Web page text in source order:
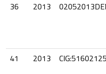
36
2013
41
2013